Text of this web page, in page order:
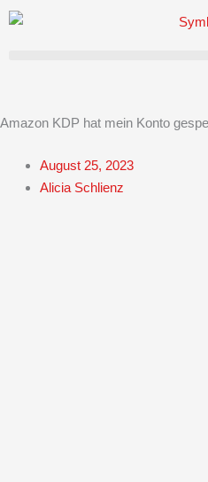
Zum
Amazon KDP hat mein Konto
August 25, 2023
Alicia Schlienz